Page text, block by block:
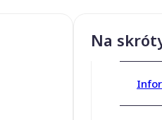
Na